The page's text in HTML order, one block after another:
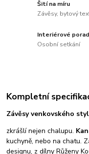
Šití na míru
Závěsy, bytový
Interiérové
Osobní setkání
Kompletní
Závěsy venkovského
zkrášlí nejen chalupu.
kuchyně, nebo na chatu.
designu, z dílny Růženy